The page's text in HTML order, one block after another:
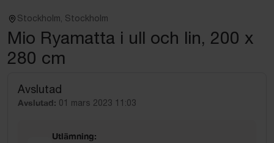
Stockholm, Stockholm
Mio Ryamatta i ull och lin, 200 x
280 cm
Avslutad
Avslutad: 01 mars 2023 11:03
Utlämning: